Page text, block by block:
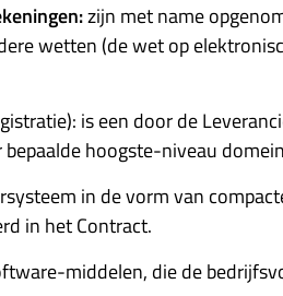
zijn met name
wetten (de wet op
is een door de
hoogste-niveau
in de vorm van
in het Contract.
middelen, die de